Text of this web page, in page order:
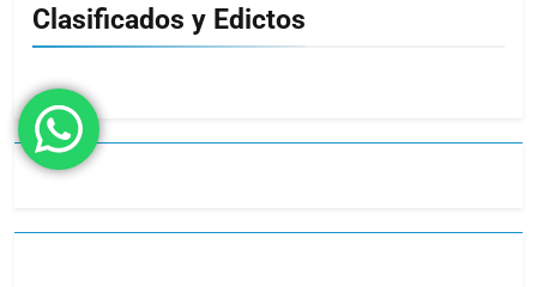
Clasificados y Edictos